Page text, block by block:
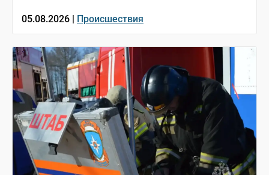
05.08.2026 | Происшествия